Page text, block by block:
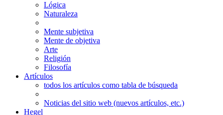
Lógica
Naturaleza
Mente subjetiva
Mente de objetiva
Arte
Religión
Filosofía
Artículos
todos los artículos como tabla de búsqueda
Noticias del sitio web (nuevos artículos, etc.)
Hegel